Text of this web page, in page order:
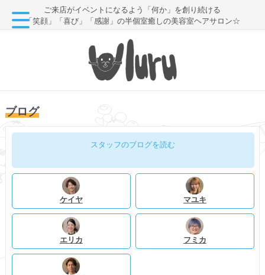
ご来店がイベントになるよう「何か」を創り続ける
「笑顔」「喜び」「感謝」の半個室癒しの美容室ヘアサロン☆
ブログ
スタッフのブログを読む
ケイヤ マユキ
エリカ フミカ